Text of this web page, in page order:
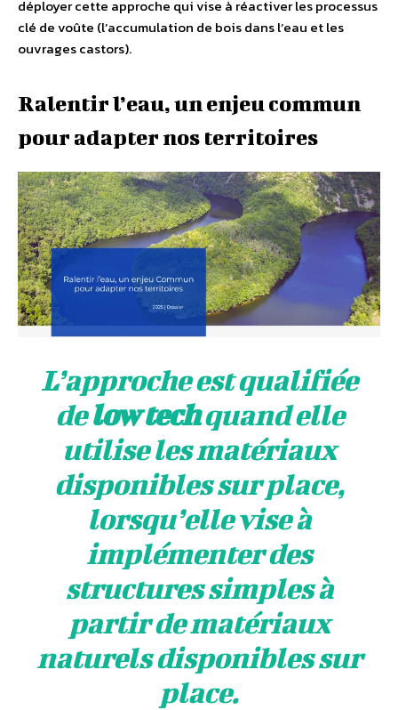
déployer cette approche qui vise à réactiver les processus
clé de voûte (l’accumulation de bois dans l’eau et les
ouvrages castors).
Ralentir l’eau, un enjeu commun
pour adapter nos territoires
L’approche est qualifiée
delow techquand elle
utilise les matériaux
disponibles sur place,
lorsqu’elle vise à
implémenter des
structures simples à
partir de matériaux
naturels disponibles sur
place.